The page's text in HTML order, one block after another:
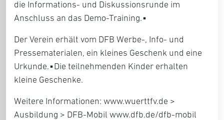
die Informations- und Diskussionsrunde im
Anschluss an das Demo-Training.▪
Der Verein erhält vom DFB Werbe-, Info- und
Presse­materialen, ein kleines Geschenk und eine
Urkunde.▪Die teilnehmenden Kinder erhalten
kleine Geschenke.
Weitere Informationen: www.wuerttfv.de >
Ausbildung > DFB-Mobil www.dfb.de/dfb-mobil